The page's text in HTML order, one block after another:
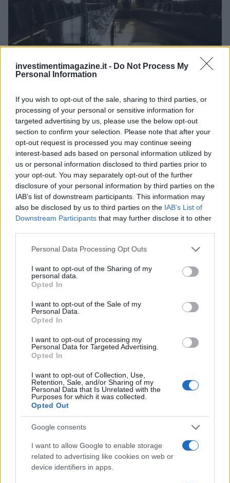
investimentimagazine.it - Do Not Process My
Personal Information
If you wish to opt-out of the sale, sharing to third parties, or
processing of your personal or sensitive information for
targeted advertising by us, please use the below opt-out
section to confirm your selection. Please note that after your
opt-out request is processed you may continue seeing
interest-based ads based on personal information utilized by
us or personal information disclosed to third parties prior to
your opt-out. You may separately opt-out of the further
disclosure of your personal information by third parties on the
IAB’s list of downstream participants. This information may
also be disclosed by us to third parties on the IAB’s List of
Downstream Participants that may further disclose it to other
Please note that this website/app uses one or more Google
not limited to your visit or usage behaviour. You may click to
grant or deny consent to Google and its third-party tags to
use your data for below specified purposes in below Google
consent section.
Personal Data Processing Opt Outs
I want to opt-out of the Sharing of my
personal data.
Opted In
I want to opt-out of the Sale of my
Personal Data.
Opted In
I want to opt-out of processing my
Personal Data for Targeted Advertising.
Opted In
I want to opt-out of Collection, Use,
Retention, Sale, and/or Sharing of my
Personal Data that Is Unrelated with the
Purposes for which it was collected.
Opted Out
Google consents
I want to allow Google to enable storage
related to advertising like cookies on web or
device identifiers in apps.
Governo e opposizione in contrasto: le accuse di Conte sulle
mascherine contraffatte
Francesca Galli · 7 Ago 2026
FINANZA
Cash management personale con il sistema a bucket: guida
Niccolò Conforti · 7 Ago 2026
QUOTAZIONI CRYPTO
Nome
Eureka Bridged PAX
Gold (Terra
BTC
(KBTC)
$83,270.00